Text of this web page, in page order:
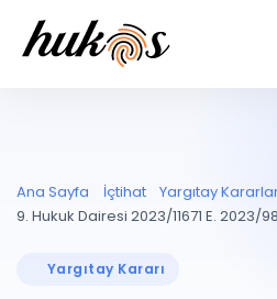
Entegrasyonu
UYAP ile otomatik
UYAP Evrak
Entegrasyonu
Blog
Ana Sayfa İçtihat
Yargıtay
9. Hukuk Dairesi 2023/11671 E. 2023/
Yargıtay Kararı